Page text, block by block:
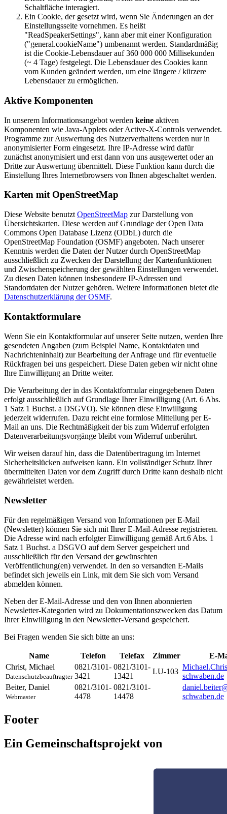
Schaltfläche interagiert.
Ein Cookie, der gesetzt wird, wenn Sie Änderungen an der
Einstellungsseite vornehmen. Es heißt
"ReadSpeakerSettings", kann aber mit einer Konfiguration
("general.cookieName") umbenannt werden. Standardmäßig
ist die Cookie-Lebensdauer auf 360 000 000 Millisekunden
(~ 4 Tage) festgelegt. Die Lebensdauer des Cookies kann
vom Kunden geändert werden, um eine längere / kürzere
Lebensdauer zu ermöglichen.
Aktive Komponenten
In unserem Informationsangebot werden keine aktiven
Komponenten wie Java-Applets oder Active-X-Controls verwendet.
Programme zur Auswertung des Nutzerverhaltens werden nur in
anonymisierter Form eingesetzt. Ihre IP-Adresse wird dafür
zunächst anonymisiert und erst dann von uns ausgewertet oder an
Dritte zur Auswertung übermittelt. Diese Funktion kann durch die
Einstellung Ihres Internetbrowsers von Ihnen abgeschaltet werden.
Karten mit OpenStreetMap
Diese Website benutzt OpenStreetMap zur Darstellung von
Übersichtskarten. Diese werden auf Grundlage der Open Data
Commons Open Database Lizenz (ODbL) durch die
OpenStreetMap Foundation (OSMF) angeboten. Nach unserer
Kenntnis werden die Daten der Nutzer durch OpenStreetMap
ausschließlich zu Zwecken der Darstellung der Kartenfunktionen
und Zwischenspeicherung der gewählten Einstellungen verwendet.
Zu diesen Daten können insbesondere IP-Adressen und
Standortdaten der Nutzer gehören. Weitere Informationen bietet die
Datenschutzerklärung der OSMF.
​Kontaktformulare
Wenn Sie ein Kontaktformular auf unserer Seite nutzen, werden Ihre
gesendeten Angaben (zum Beispiel Name, Kontaktdaten und
Nachrichteninhalt) zur Bearbeitung der Anfrage und für eventuelle
Rückfragen bei uns gespeichert. Diese Daten geben wir nicht ohne
Ihre Einwilligung an Dritte weiter.
Die Verarbeitung der in das Kontaktformular eingegebenen Daten
erfolgt ausschließlich auf Grundlage Ihrer Einwilligung (Art. 6 Abs.
1 Satz 1 Buchst. a DSGVO). Sie können diese Einwilligung
jederzeit widerrufen. Dazu reicht eine formlose Mitteilung per E-
Mail an uns. Die Rechtmäßigkeit der bis zum Widerruf erfolgten
Datenverarbeitungsvorgänge bleibt vom Widerruf unberührt.
Wir weisen darauf hin, dass die Datenübertragung im Internet
Sicherheitslücken aufweisen kann. Ein vollständiger Schutz Ihrer
übermittelten Daten vor dem Zugriff durch Dritte kann deshalb nicht
gewährleistet werden.
Newsletter
Für den regelmäßigen Versand von Informationen per E-Mail
(Newsletter) können Sie sich mit Ihrer E-Mail-Adresse registrieren.
Die Adresse wird nach erfolgter Einwilligung gemäß Art.6 Abs. 1
Satz 1 Buchst. a DSGVO auf dem Server gespeichert und
ausschließlich für den Versand der gewünschten
Veröffentlichung(en) verwendet. In den so versandten E-Mails
befindet sich jeweils ein Link, mit dem Sie sich vom Versand
abmelden können.
Neben der E-Mail-Adresse und den von Ihnen abonnierten
Newsletter-Kategorien wird zu Dokumentationszwecken das Datum
Ihrer Einwilligung in den Newsletter-Versand gespeichert.
Bei Fragen wenden Sie sich bitte an uns:
Name Telefon Telefax Zimmer
E-
Christ, Michael
Datenschutzbeauftragter
0821/3101-
3421
0821/3101-
13421
LU-103
schwaben.de
Beiter, Daniel
Webmaster
0821/3101-
4478
0821/3101-
14478
schwaben.de
Footer
Ein Gemeinschaftsprojekt von